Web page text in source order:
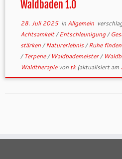
Waldbaden 1.0
28. Juli 2025in Allgemein
Achtsamkeit/Entschleunigung/
stärken/Naturerlebnis/Ruhe finden
/Terpene/ Waldbademeister/
Waldtherapie von tk(aktualisiert am